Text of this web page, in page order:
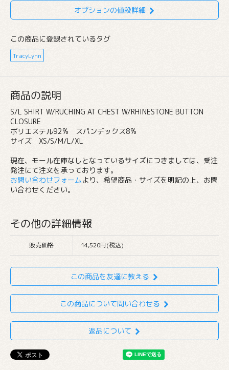
オプションの値段詳細
この商品に登録されているタグ
TracyLynn
商品の説明
S/L SHIRT W/RUCHING AT CHEST W/RHINESTONE BUTTON
CLOSURE
ポリエステル92% スパンデックス8%
サイズ XS/S/M/L/XL
現在、モール在庫なしとなっているサイズにつきましては、受注
発注にて注文を承っております。
お問い合わせフォームより、希望商品・サイズを明記の上、お問
い合わせください。
その他の詳細情報
販売価格 14,520円(税込)
この商品を友達に教える
この商品について問い合わせる
返品について